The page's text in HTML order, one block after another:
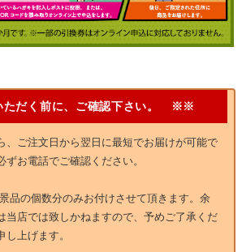
だく前に、ご確認下さい。 ※※
、ご注文日から翌日に最短でお届けが可能で
お電話でご確認ください。
品の個数分のみお付けさせて頂きます。余
当店では致しかねますので、予めご了承くだ
上げます。